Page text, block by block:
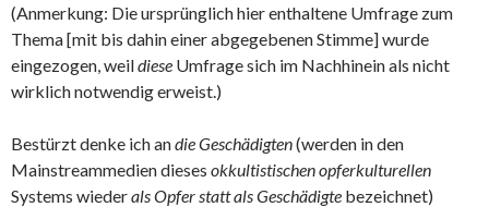
(Anmerkung: Die ursprünglichhier enthaltene Umfrage zum
Thema [mit bis dahin einer abgegebenen Stimme] wurde
eingezogen, weildiese Umfrage sich im Nachhinein als nicht
wirklich notwendig erweist.)
Bestürzt denke ich andie Geschädigten(werden in den
Mainstreammedien dieses okkultistischen opferkulturellen
Systems wiederals Opfer statt als Geschädigte bezeichnet)